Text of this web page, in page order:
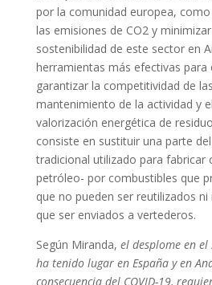
por la comunidad europea,
las emisiones de CO2 y
sostenibilidad de este sector en
herramientas más efectivas para
garantizar la competitividad de
mantenimiento de la actividad y
valorización energética de
consiste en sustituir una parte
tradicional utilizado para fabricar
petróleo- por combustibles que
que no pueden ser reutilizados
que ser enviados a vertederos.
Según Miranda, el desplome en
ha tenido lugar en España y en
consecuencia del COVID-19,